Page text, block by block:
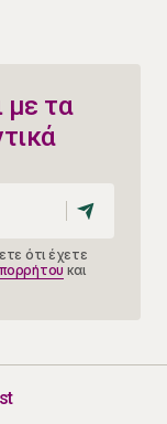
με τα
ότι έχετε
και